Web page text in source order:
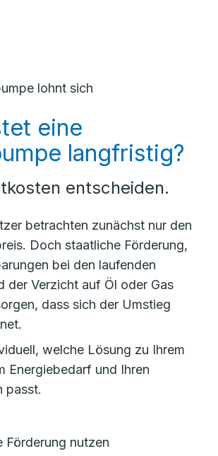
lohnt sich
eine
langfristig?
entscheiden.
betrachten zunächst nur den
Doch staatliche Förderung,
bei den laufenden
der Verzicht auf Öl oder Gas
dass sich der Umstieg
welche Lösung zu Ihrem
Energiebedarf und Ihren
passt.
Förderung nutzen